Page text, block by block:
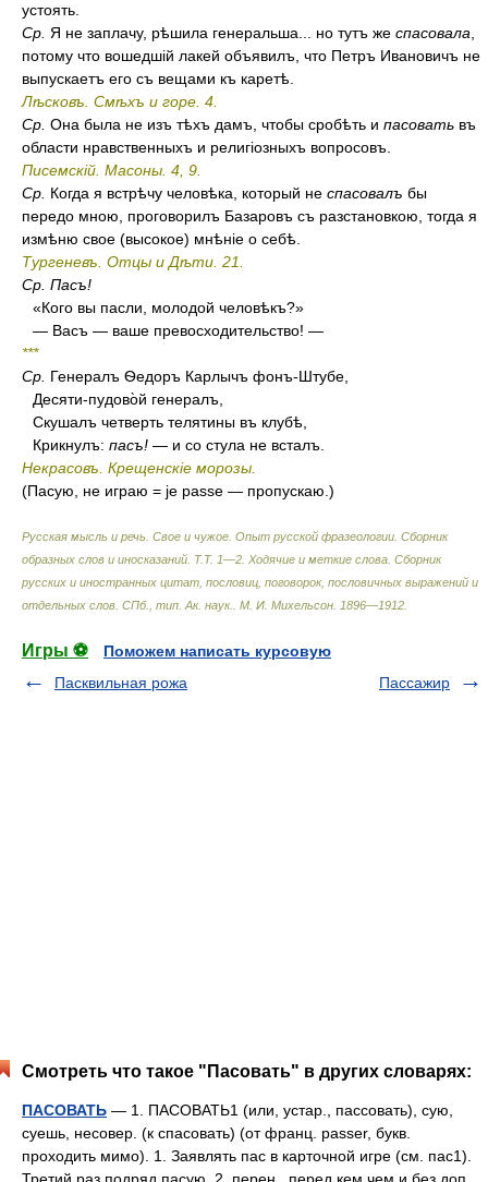
устоять.
Ср. Я не заплачу, рѣшила генеральша... но тутъ же спасовала
потому что вошедшій лакей объявилъ, что Петръ Ивановичъ не
выпускаетъ его съ вещами къ каретѣ.
Лѣсковъ. Смѣхъ и горе. 4.
Ср. Она была не изъ тѣхъ дамъ, чтобы сробѣть и пасовать въ
области нравственныхъ и религіозныхъ вопросовъ.
Писемскій. Масоны. 4, 9.
Ср. Когда я встрѣчу человѣка, который не спасовалъ бы
передо мною, проговорилъ Базаровъ съ разстановкою, тогда я
измѣню свое (высокое) мнѣніе о себѣ.
Тургеневъ. Отцы и Дѣти. 21.
Ср. Пасъ!
«Кого вы пасли, молодой человѣкъ?»
— Васъ — ваше превосходительство! —
***
Ср. Генералъ Ѳедоръ Карлычъ фонъ-Штубе,
Десяти-пудово̀й генералъ,
Скушалъ четверть телятины въ клубѣ,
Крикнулъ: пасъ! — и со стула не всталъ.
Некрасовъ. Крещенскіе морозы.
(Пасую, не играю = je passe — пропускаю.)
Русская мысль и речь. Свое и чужое. Опыт русской фразеологии. Сборник
образных слов и иносказаний. Т.Т. 1—2. Ходячие и меткие слова. Сборник
русских и иностранных цитат, пословиц, поговорок, пословичных выражений и
отдельных слов. СПб., тип. Ак. наук.
М. И. Михельсон 1896—1912
Игры ⚽
Поможем написать курсовую
Пасквильная рожа
Пассажир
Смотреть что такое "Пасовать" в других словарях:
ПАСОВАТЬ — 1. ПАСОВАТЬ1 (или, устар., пассовать), сую,
суешь, несовер. (к спасовать) (от франц. passer, букв.
проходить мимо). 1. Заявлять пас в карточной игре (см. пас1).